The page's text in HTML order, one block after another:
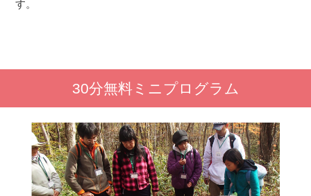
す。
30分無料ミニプログラム